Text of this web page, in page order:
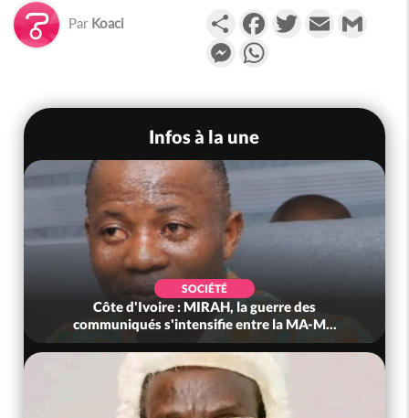
Par Koaci PartagerFacebookTwitterEmail
Messenger
Infos à la une
SOCIÉTÉ
Côte d'Ivoire : MIRAH, la guerre des
communiqués s'intensifie entre la MA-M...